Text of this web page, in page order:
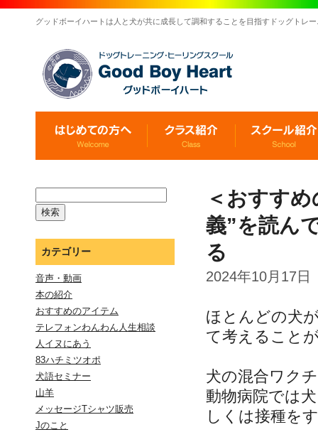
グッドボーイハートは人と犬が共に成長して調和することを目指すドッグトレ
カテゴリー
音声・動画
本の紹介
おすすめのアイテム
テレフォンわんわん人生相談
人イヌにあう
83ハチミツオポ
犬語セミナー
山羊
メッセージTシャツ販売
Jのこと
＜おすす
義”を読ん
る
2024年10月17日
ほとんどの犬
て考えること
犬の混合ワク
動物病院では
しくは接種を